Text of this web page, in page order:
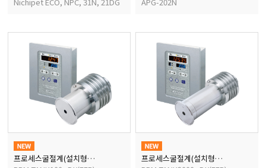
프로세스굴절계(설치형굴절계)
프로세스굴절계(설치형굴절계)